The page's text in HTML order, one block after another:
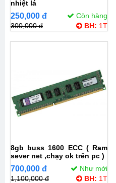
nhiệt lá
250,000 đ
Còn hàng
300,000 đ
BH: 1T
8gb buss 1600 ECC ( Ram
sever net ,chạy ok trên pc )
700,000 đ
Như mới
1,100,000 đ
BH: 1T